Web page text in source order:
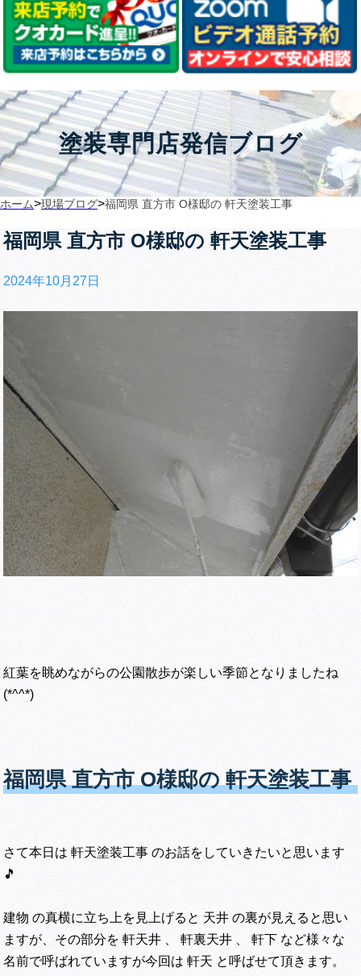
塗装専門店発信ブログ
ホーム>現場ブログ>福岡県 直方市 O様邸の 軒天塗装工事
福岡県 直方市 O様邸の 軒天塗装工事
2024年10月27日
紅葉を眺めながらの公園散歩が楽しい季節となりましたね
(*^^*)
福岡県 直方市 O様邸の 軒天塗装工事
さて本日は 軒天塗装工事 のお話をしていきたいと思います
🎵
建物 の真横に立ち上を見上げると 天井 の裏が見えると思い
ますが、その部分を 軒天井 、 軒裏天井 、 軒下 など様々な
名前で呼ばれていますが今回は 軒天 と呼ばせて頂きます。